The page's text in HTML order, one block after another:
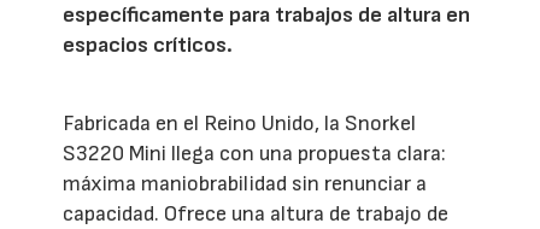
específicamente para trabajos de altura en
espacios críticos.
Fabricada en el Reino Unido, la Snorkel
S3220 Mini llega con una propuesta clara:
máxima maniobrabilidad sin renunciar a
capacidad. Ofrece una altura de trabajo de